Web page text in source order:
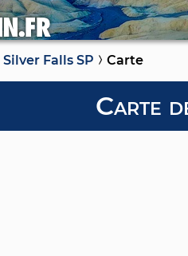
Silver Falls SP Carte
Carte